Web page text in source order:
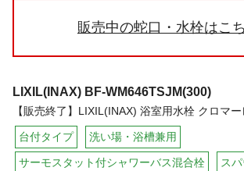
販売中の蛇口・水栓はこ
LIXIL(INAX) BF-WM646TSJM(300)
【販売終了】LIXIL(INAX) 浴室用水栓 クロマ
台付タイプ 洗い場・浴槽兼用
サーモスタット付シャワーバス混合栓 ス